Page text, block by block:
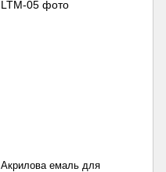
Акрилова емаль для